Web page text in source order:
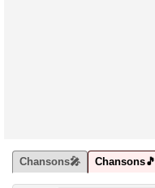
Chansons🎤 Chansons🎵